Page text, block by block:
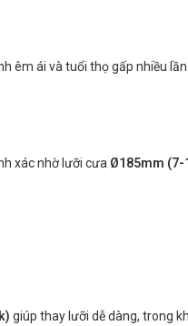
êm ái và tuổi thọ gấp nhiều
xác nhờ lưỡi cưa Ø185mm (7-
giúp thay lưỡi dễ dàng, trong